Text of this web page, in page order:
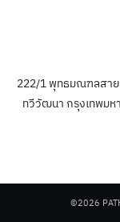
222/1 พุทธมณฑลสาย
ทวีวัฒนา กรุงเทพมห
©2026